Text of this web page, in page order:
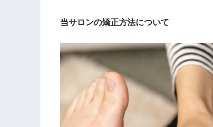
当サロンの矯正方法について